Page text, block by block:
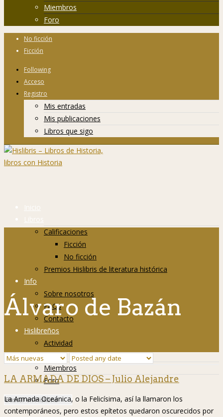
Miembros
Foro
No ficción
Ficción
Following
Acceso
Registro
Mis entradas
Mis publicaciones
Libros que sigo
Inicio
Libros
Calificaciones
Ficción
No ficción
Premios Hislibris de literatura histórica
Info
Sobre nosotros
FAQs
Contacto
Hislibreños
Actividad
Grupos
Miembros
Foro
Álvaro de Bazán
LA ARMADA DE DIOS – Julio Alejandre
La Armada Oceánica, o la Felicísima, así la llamaron los
contemporáneos, pero estos epítetos quedaron oscurecidos por